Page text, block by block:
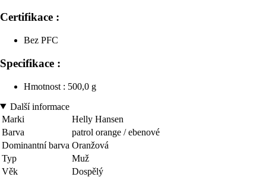
Certifikace :
Bez PFC
Specifikace :
Hmotnost : 500,0 g
Další informace
Marki
Helly Hansen
Barva
patrol orange / ebenové
Dominantní barva Oranžová
Typ
Muž
Věk
Dospělý